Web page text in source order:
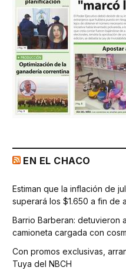
EN EL CHACO
Estiman que la inflación de
superará los $1.650 a fin de
Barrio Barberan: detuvieron
camioneta cargada con
Con promos exclusivas,
Tuya del NBCH